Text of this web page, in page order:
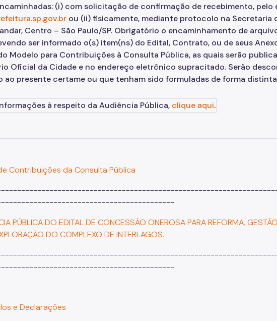
(i) com solicitação de confirmação de recebimento, pelo
ou (ii) fisicamente, mediante protocolo na Secretaria
andar, Centro – São Paulo/SP. Obrigatório o encaminhamento de
ser informado o(s) item(ns) do Edital, Contrato, ou de seus
Modelo para Contribuições à Consulta Pública, as quais serão
Oficial da Cidade e no endereço eletrônico supracitado. Serão
ao presente certame ou que tenham sido formuladas de forma
à respeito da Audiência Pública, clique aqui.
Contribuições da Consulta Pública
PÚBLICA DO EDITAL DE CONCESSÃO ONEROSA PARA REFORMA,
DO COMPLEXO DE INTERLAGOS.
e Declarações